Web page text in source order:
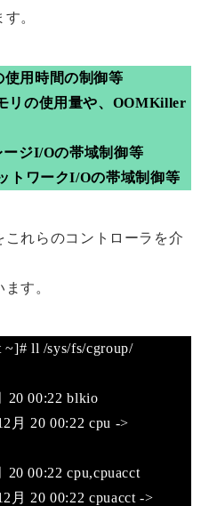
。
用時間の制御等
リの使用量や、OOMKiller
ジI/Oの帯域制御等
トワークI/Oの帯域制御等
れらのコントローラを介
す。
~]# ll /sys/fs/cgroup/
20 00:22 blkio
月 20 00:22 cpu ->
00:22 cpu,cpuacct
月 20 00:22 cpuacct ->